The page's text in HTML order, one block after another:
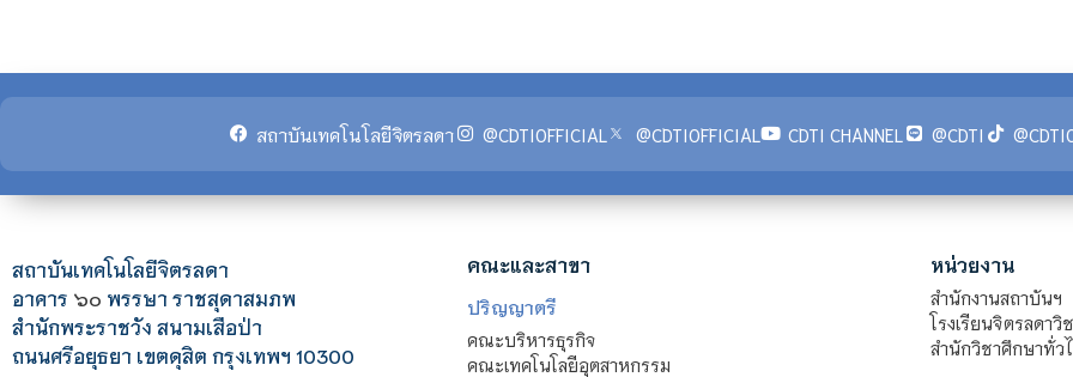
สถาบันเทคโนโลยีจิตรลดา @CDTIOFFICIAL @CDTIOFFICIAL CDTI CHANNEL @CDTI
สถาบันเทคโนโลยีจิตรลดา
อาคาร ๖๐ พรรษา ราชสุดาสมภพ
สำนักพระราชวัง สนามเสือป่า
ถนนศรีอยุธยา เขตดุสิต กรุงเทพฯ 10300
คณะและสาขา
ปริญญาตรี
คณะบริหารธุรกิจ
คณะเทคโนโลยีอุตสาหกรรม
หน่วยงาน
สำนักงานสถาบันฯ
โรงเรียนจิตรลดาวิ
สำนักวิชาศึกษาทั่ว